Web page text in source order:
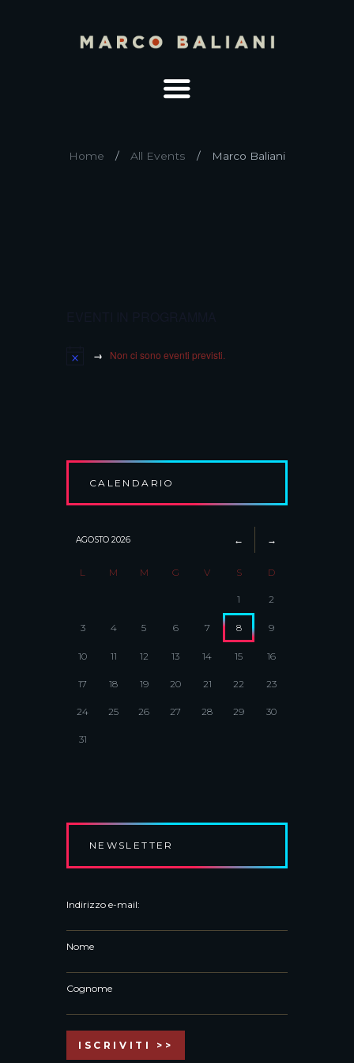
Home All Events Marco Baliani
Non ci sono eventi previsti.
CALENDARIO
AGOSTO 2026
L M M G V S D
1 2
3 4 5 6 7 8 9
10 11 12 13 14 15 16
17 18 19 20 21 22 23
24 25 26 27 28 29 30
31
NEWSLETTER
Indirizzo e-mail:
Nome
Cognome